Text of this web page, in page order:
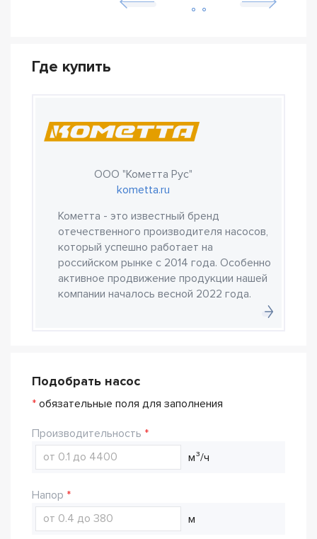
Где купить
ООО "Кометта Рус"
kometta.ru
Кометта - это известный бренд
отечественного производителя насосов,
который успешно работает на
российском рынке с 2014 года. Особенно
активное продвижение продукции нашей
компании началось весной 2022 года.
Подобрать насос
* обязательные поля для заполнения
Производительность
м³/ч
Напор
м